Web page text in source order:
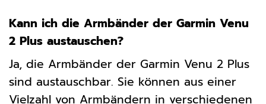
Kann ich die Armbänder der Garmin Venu
2 Plus austauschen?
Ja, die Armbänder der Garmin Venu 2 Plus
sind austauschbar. Sie können aus einer
Vielzahl von Armbändern in verschiedenen